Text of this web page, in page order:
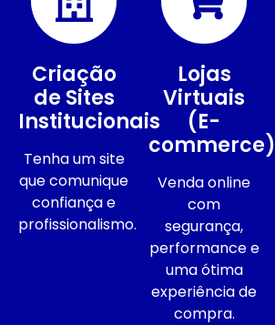
Criação
de Sites
Institucionais
Tenha um site
que comunique
confiança e
profissionalismo.
Lojas
Virtuais
(E-
commerce)
Venda online
com
segurança,
performance e
uma ótima
experiência de
compra.